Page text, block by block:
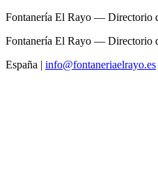
Fontanería El Rayo — Directorio
Fontanería El Rayo — Directorio
España | info@fontaneriaelrayo.es